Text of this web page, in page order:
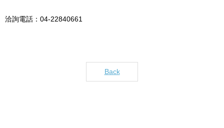
洽詢電話：04-22840661
Back